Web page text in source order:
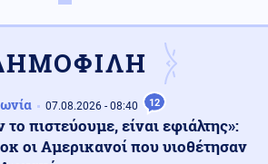
Το έγκλημα των υποκλοπών
έγκλημα κατά της Δημοκρατίας - Η ανάρτησή
08.08.2026 - 23:25
άθελά του ο Ρονάλντο: Πλήθος
Μαδέρα για το γάμο, αλλά τελικά
07.08.2026 - 08:40 12
το πιστεύουμε, είναι εφιάλτης»:
οι Αμερικανοί που υιοθέτησαν